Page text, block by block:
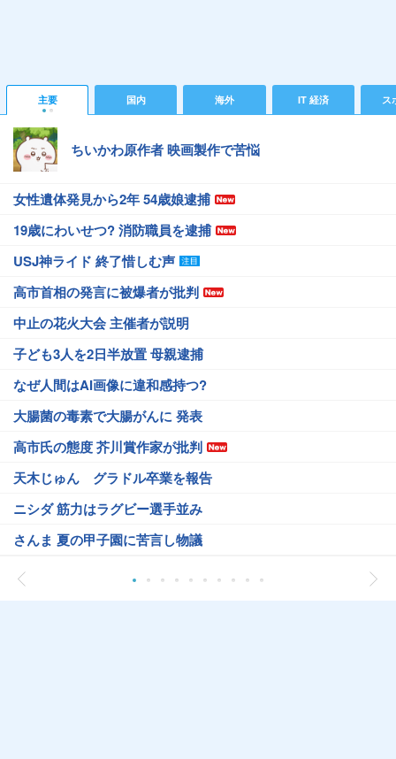
主要 国内 海外 IT 経済 ス
ちいかわ原作者 映画製作で苦悩
女性遺体発見から2年 54歳娘逮捕
19歳にわいせつ? 消防職員を逮捕
USJ神ライド 終了惜しむ声
高市首相の発言に被爆者が批判
中止の花火大会 主催者が説明
子ども3人を2日半放置 母親逮捕
なぜ人間はAI画像に違和感持つ?
大腸菌の毒素で大腸がんに 発表
高市氏の態度 芥川賞作家が批判
天木じゅん グラドル卒業を報告
ニシダ 筋力はラグビー選手並み
さんま 夏の甲子園に苦言し物議